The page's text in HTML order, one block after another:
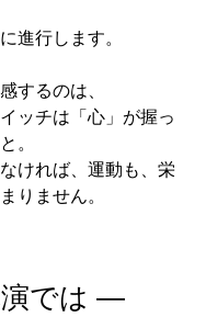
進行します。
するのは、
ッチは「心」が握っ
。
ければ、運動も、栄
りません。
では ―